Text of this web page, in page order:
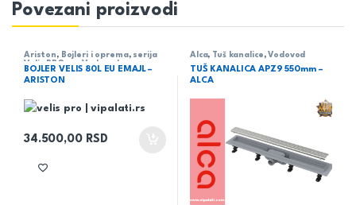
Povezani proizvodi
Ariston , Bojleri i oprema, serija
Velis PRO eu,Vodovod
BOJLER VELIS 80L EU EMAJL –
ARISTON
34.500,00 RSD
Alca, Tuš kanalice ,Vodovod
TUŠ KANALICA APZ9 550mm –
ALCA